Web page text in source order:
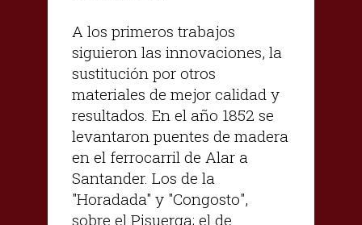
A los primeros trabajos
siguieron las innovaciones, la
sustitución por otros
materiales de mejor calidad y
resultados. En el año 1852 se
levantaron puentes de madera
en el ferrocarril de Alar a
Santander. Los de la
"Horadada" y "Congosto",
sobre el Pisuerga; el de